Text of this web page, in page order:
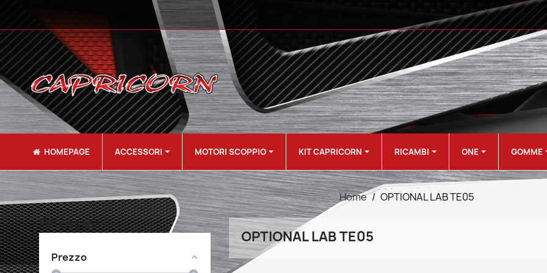
HOMEPAGE ACCESSORI MOTORI SCOPPIO KIT CAPRICORN RICAMBI ONE GOMME
Home OPTIONAL LAB TE05
Filtra per
Prezzo
OPTIONAL LAB TE05